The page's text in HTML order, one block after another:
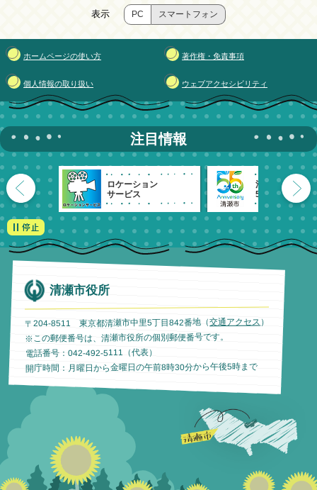
表示 PC スマートフォン
ホームページの使い方 著作権・免責事項
個人情報の取り扱い ウェブアクセシビリティ
注目情報
ロケーション
サービス
清瀬市
55周年記念
清瀬市役所
〒204-8511 東京都清瀬市中里5丁目842番地（交通アクセス ）
※この郵便番号は、清瀬市役所の個別郵便番号です。
電話番号：042-492-5111（代表）
開庁時間：月曜日から金曜日の午前8時30分から午後5時まで